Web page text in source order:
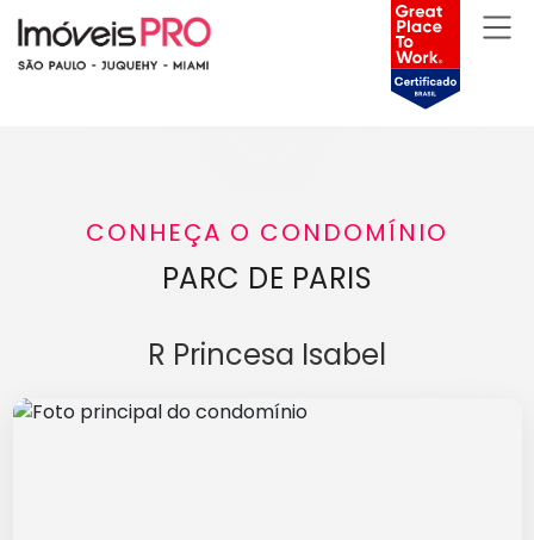
CONHEÇA O CONDOMÍNIO
PARC DE PARIS
R Princesa Isabel